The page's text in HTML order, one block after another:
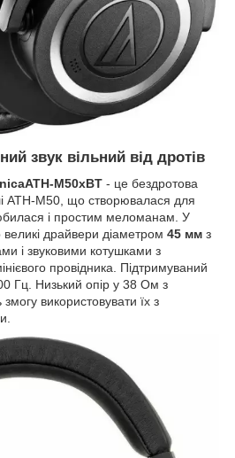
звук вільний від дротів
M50xBT - це бездротова
ATH-M50, що створювалася для
і простим меломанам. У
драйвери діаметром 45 мм з
і звуковими котушками з
провідника. Підтримуваний
Гц. Низький опір у 38 Ом з
використовувати їх з